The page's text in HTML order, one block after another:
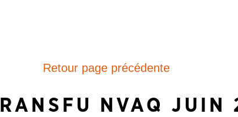
Retour page précédente
NVAQ